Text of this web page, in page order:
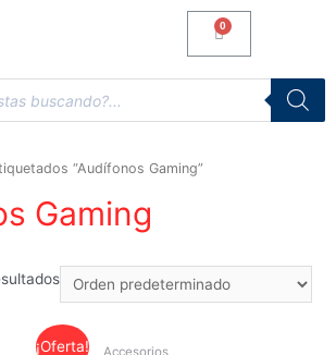
“Audífonos Gaming”
Gaming
¡Oferta! Accesorios